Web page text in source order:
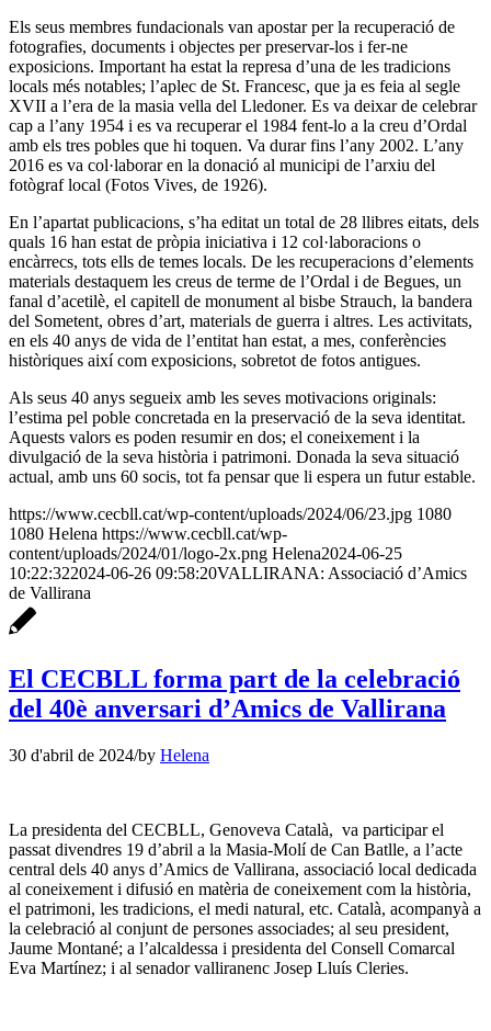
Els seus membres fundacionals van apostar per la recuperació de
fotografies, documents i objectes per preservar-los i fer-ne
exposicions. Important ha estat la represa d’una de les tradicions
locals més notables; l’aplec de St. Francesc, que ja es feia al segle
XVII a l’era de la masia vella del Lledoner. Es va deixar de celebrar
cap a l’any 1954 i es va recuperar el 1984 fent-lo a la creu d’Ordal
amb els tres pobles que hi toquen. Va durar fins l’any 2002. L’any
2016 es va col·laborar en la donació al municipi de l’arxiu del
fotògraf local (Fotos Vives, de 1926).
En l’apartat publicacions, s’ha editat un total de 28 llibres eitats, dels
quals 16 han estat de pròpia iniciativa i 12 col·laboracions o
encàrrecs, tots ells de temes locals. De les recuperacions d’elements
materials destaquem les creus de terme de l’Ordal i de Begues, un
fanal d’acetilè, el capitell de monument al bisbe Strauch, la bandera
del Sometent, obres d’art, materials de guerra i altres. Les activitats,
en els 40 anys de vida de l’entitat han estat, a mes, conferències
històriques així com exposicions, sobretot de fotos antigues.
Als seus 40 anys segueix amb les seves motivacions originals:
l’estima pel poble concretada en la preservació de la seva identitat.
Aquests valors es poden resumir en dos; el coneixement i la
divulgació de la seva història i patrimoni. Donada la seva situació
actual, amb uns 60 socis, tot fa pensar que li espera un futur estable.
https://www.cecbll.cat/wp-content/uploads/2024/06/23.jpg 1080
1080 Helena https://www.cecbll.cat/wp-
content/uploads/2024/01/logo-2x.png Helena2024-06-25
10:22:322024-06-26 09:58:20VALLIRANA: Associació d’Amics
de Vallirana
El CECBLL forma part de la celebració
del 40è anversari d’Amics de Vallirana
30 d'abril de 2024/by Helena
La presidenta del CECBLL, Genoveva Català, va participar el
passat divendres 19 d’abril a la Masia-Molí de Can Batlle, a l’acte
central dels 40 anys d’Amics de Vallirana, associació local dedicada
al coneixement i difusió en matèria de coneixement com la història,
el patrimoni, les tradicions, el medi natural, etc. Català, acompanyà a
la celebració al conjunt de persones associades; al seu president,
Jaume Montané; a l’alcaldessa i presidenta del Consell Comarcal
Eva Martínez; i al senador valliranenc Josep Lluís Cleries.